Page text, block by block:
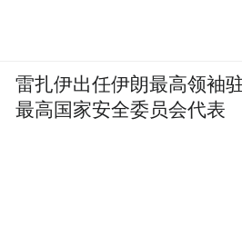
雷扎伊出任伊朗最高领袖
最高国家安全委员会代表